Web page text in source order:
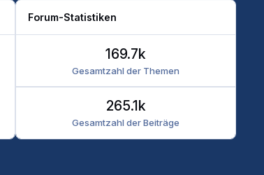
Forum-Statistiken
Gesamtzahl der Themen
169.7k
Gesamtzahl der Beiträge
265.1k